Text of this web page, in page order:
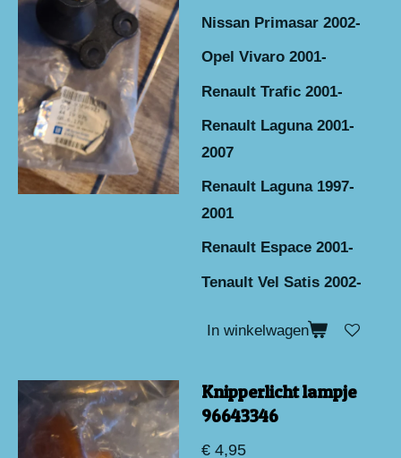
Nissan Primasar 2002-
Opel Vivaro 2001-
Renault Trafic 2001-
Renault Laguna 2001-
2007
Renault Laguna 1997-
2001
Renault Espace 2001-
Tenault Vel Satis 2002-
In winkelwagen
Knipperlicht lampje
96643346
€ 4,95